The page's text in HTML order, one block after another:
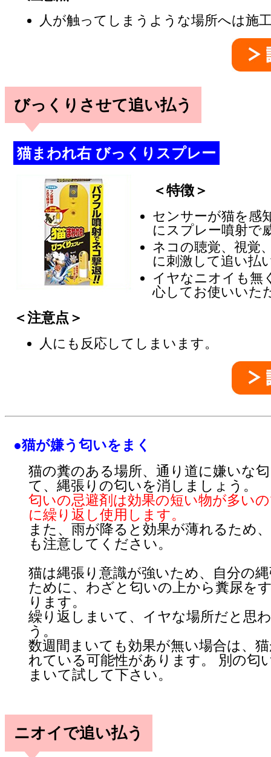
人が触ってしまうような場所へは施
びっくりさせて追い払う
猫まわれ右 びっくりスプレー
＜特徴＞
センサーが猫を感
にスプレー噴射で
ネコの聴覚、視覚
に刺激して追い払
イヤなニオイも無
心してお使いいた
＜注意点＞
人にも反応してしまいます。
●猫が嫌う匂いをまく
猫の糞のある場所、通り道に嫌いな
て、縄張りの匂いを消しましょう。
匂いの忌避剤は効果の短い物が多い
に繰り返し使用します。
また、雨が降ると効果が薄れるため
も注意してください。
猫は縄張り意識が強いため、自分の
ために、わざと匂いの上から糞尿を
ります。
繰り返しまいて、イヤな場所だと思
う。
数週間まいても効果が無い場合は、
れている可能性があります。 別の匂
まいて試して下さい。
ニオイで追い払う